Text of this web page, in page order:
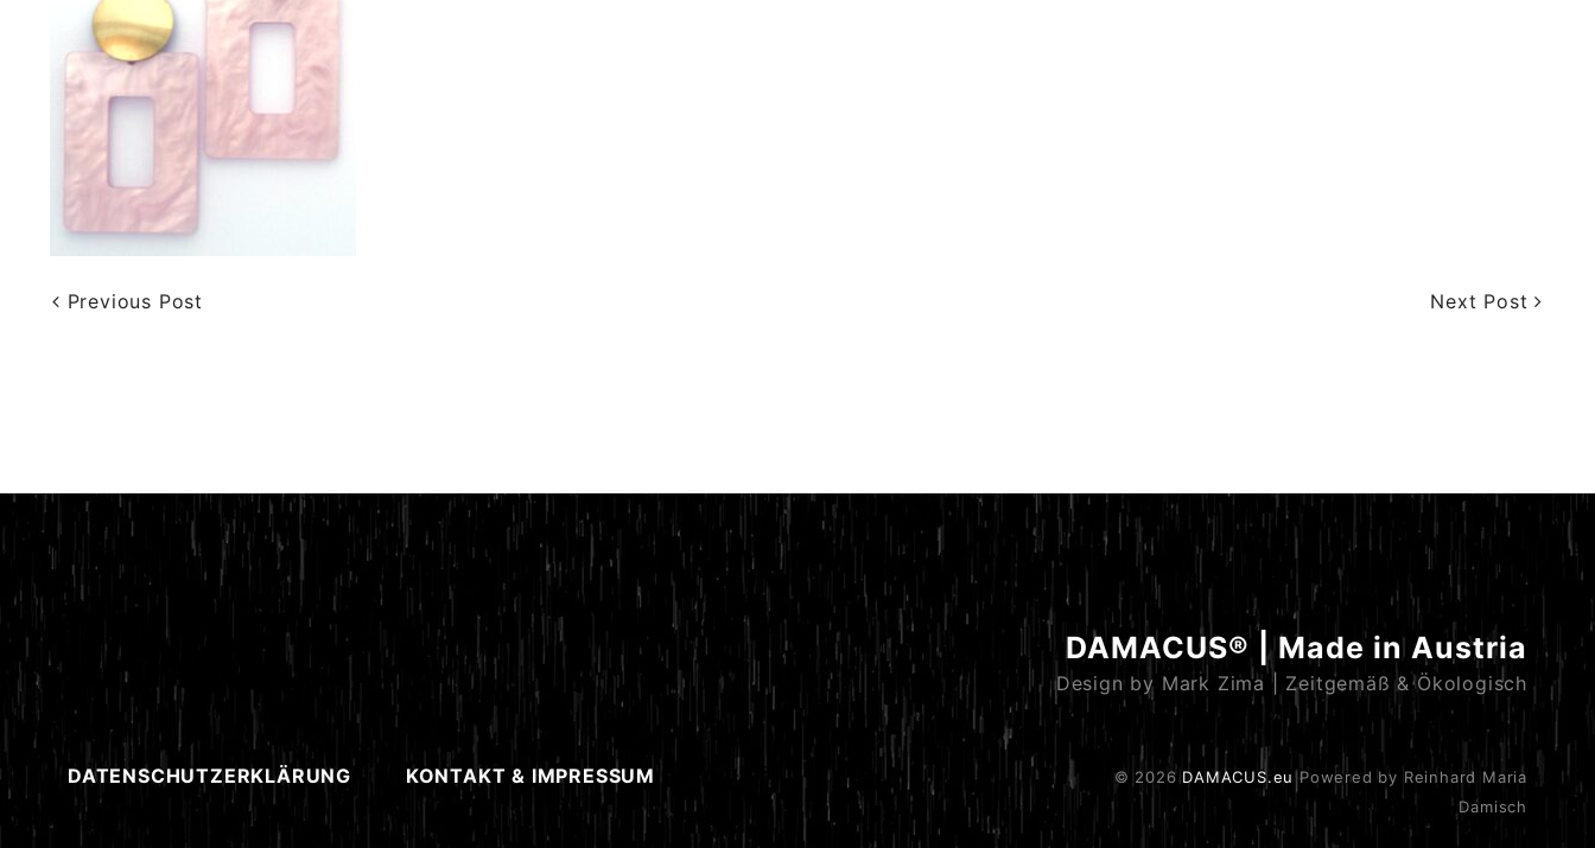
Previous Post Next Post
DAMACUS® | Made in Austria
Design by Mark Zima | Zeitgemäß & Ökologisch
DATENSCHUTZERKLÄRUNG KONTAKT & IMPRESSUM © 2026 DAMACUS.eu Powered by Reinhard Maria
Damisch